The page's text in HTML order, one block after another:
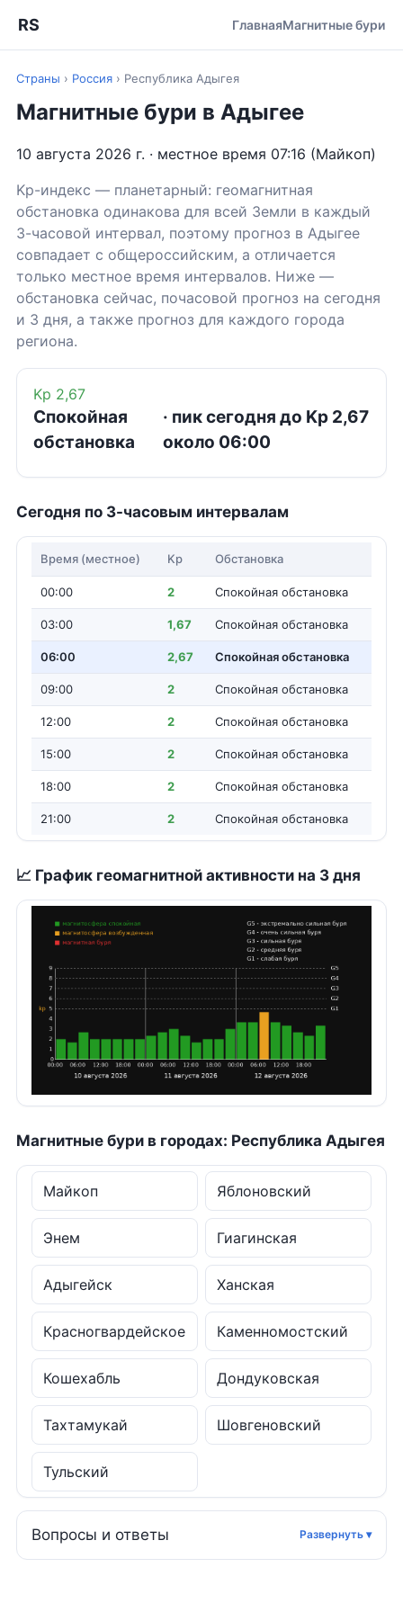
RS ГлавнаяМагнитные бури
Страны › Россия › Республика Адыгея
Магнитные бури в Адыгее
10 августа 2026 г. · местное время 07:16 (Майкоп)
Kp-индекс — планетарный: геомагнитная
обстановка одинакова для всей Земли в каждый
3-часовой интервал, поэтому прогноз в Адыгее
совпадает с общероссийским, а отличается
только местное время интервалов. Ниже —
обстановка сейчас, почасовой прогноз на сегодня
и 3 дня, а также прогноз для каждого города
региона.
Kp 2,67
Спокойная
обстановка
· пик сегодня до Kp 2,67
около 06:00
Сегодня по 3-часовым интервалам
Время (местное) Kp Обстановка
00:00 2 Спокойная обстановка
03:00 1,67 Спокойная обстановка
06:00 2,67 Спокойная обстановка
09:00 2 Спокойная обстановка
12:00 2 Спокойная обстановка
15:00 2 Спокойная обстановка
18:00 2 Спокойная обстановка
21:00 2 Спокойная обстановка
📈 График геомагнитной активности на 3 дня
Магнитные бури в городах: Республика Адыгея
Майкоп Яблоновский
Энем Гиагинская
Адыгейск Ханская
Красногвардейское Каменномостский
Кошехабль Дондуковская
Тахтамукай Шовгеновский
Тульский
Вопросы и ответы